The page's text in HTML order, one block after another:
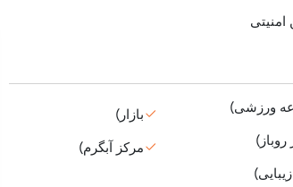
امنیتی
ورزشی) بازار)
مرکز آبگرم)